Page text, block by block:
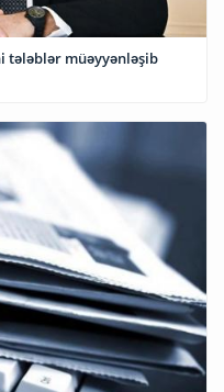
tələblər müəyyənləşib